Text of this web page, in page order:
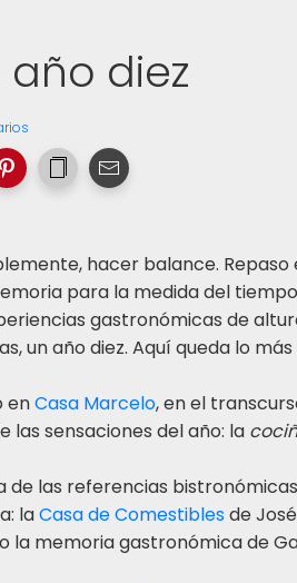
diez
hacer balance. Repaso
para la medida del
gastronómicas de
un año diez. Aquí queda lo
enCasa Marcelo, en el
las sensaciones del año: la
de las referencias
laCasa de Comestiblesde
la memoria gastronómica de